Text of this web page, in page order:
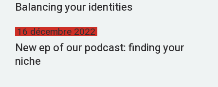
Balancing your identities
16 décembre 2022
New ep of our podcast: finding your
niche